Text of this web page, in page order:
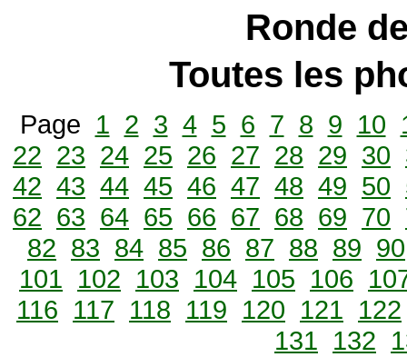
Ronde
Toutes les
Page 1 2 3 4 5 6 7 8 9 10
22 23 24 25 26 27 28 29 30
42 43 44 45 46 47 48 49 50
62 63 64 65 66 67 68 69 70
82 83 84 85 86 87 88 89 90
101 102 103 104 105 106
116 117 118 119 120 121 122
131 132